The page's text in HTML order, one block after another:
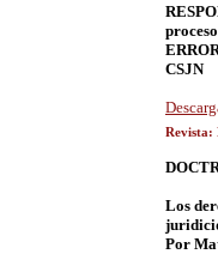
CSJN
Revista:
Los
Por